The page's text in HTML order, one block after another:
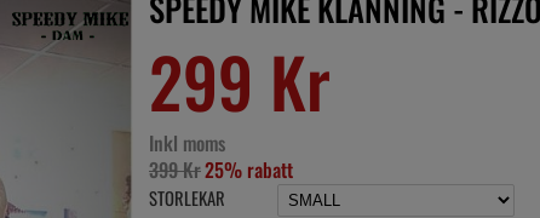
299 Kr
Inkl moms
399 Kr25% rabatt
STORLEKAR